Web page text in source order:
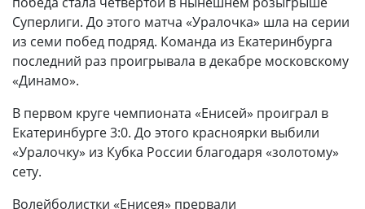
Суперлиги. До этого матча «Уралочка» шла на серии
из семи побед подряд. Команда из Екатеринбурга
последний раз проигрывала в декабре московскому
«Динамо».
В первом круге чемпионата «Енисей» проиграл в
Екатеринбурге 3:0. До этого красноярки выбили
«Уралочку» из Кубка России благодаря «золотому»
сету.
Волейболистки «Енисея» прервали